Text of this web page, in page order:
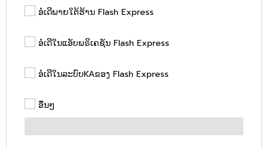
ອໍເດີພາຍໃຕ້ຮ້ານ Flash Express
ອໍເດີໃນແອັບພຣິເຄຊັນ Flash Express
ອໍເດີໃນລະບົບKAຂອງ Flash Express
ອື່ນໆ